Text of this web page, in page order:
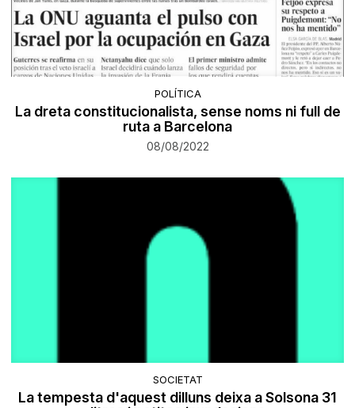
POLÍTICA
La dreta constitucionalista, sense noms ni full de
ruta a Barcelona
08/08/2022
SOCIETAT
La tempesta d'aquest dilluns deixa a Solsona 31